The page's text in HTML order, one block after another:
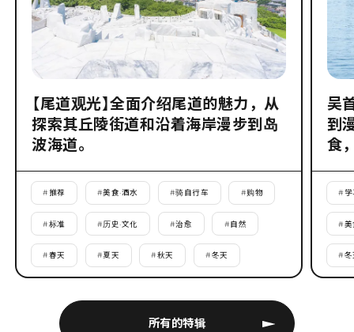
所有的特辑
【尾道观光】全面介绍尾道的魅力，从
探索其丘陵街道和沿着海岸漫步到岛
波海道。
#推荐 #美食·酒水 #骑自行车 #购物
#标准 #历史·文化 #治愈 #自然
#春天 #夏天 #秋天 #冬天
吴
到
食
# 学
#美
#冬